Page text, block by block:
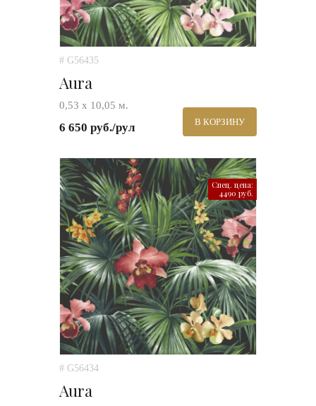
# G56435
Aura
0,53 х 10,05 м.
6 650 руб./рул В КОРЗИНУ
Спец. цена:
4490 руб.
# G56434
Aura